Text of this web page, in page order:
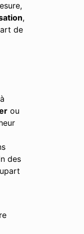
,
de
ou
des